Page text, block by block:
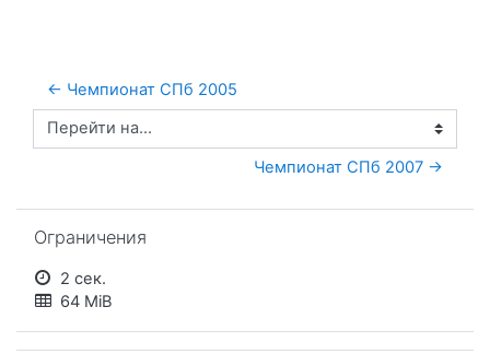
← Чемпионат СПб 2005
Перейти на...
Чемпионат СПб 2007 →
Ограничения
2 сек.
64 MiB